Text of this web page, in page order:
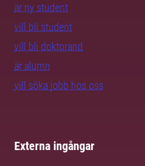
är ny student
vill bli student
vill bli doktorand
är alumn
vill söka jobb hos oss
Externa ingångar